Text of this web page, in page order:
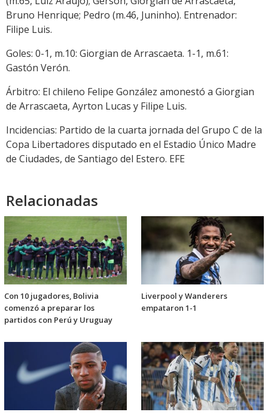
Bruno Henrique; Pedro (m.46, Juninho). Entrenador:
Filipe Luis.
Goles: 0-1, m.10: Giorgian de Arrascaeta. 1-1, m.61:
Gastón Verón.
Árbitro: El chileno Felipe González amonestó a Giorgian
de Arrascaeta, Ayrton Lucas y Filipe Luis.
Incidencias: Partido de la cuarta jornada del Grupo C de la
Copa Libertadores disputado en el Estadio Único Madre
de Ciudades, de Santiago del Estero. EFE
Relacionadas
Con 10 jugadores, Bolivia
comenzó a preparar los
partidos con Perú y Uruguay
Liverpool y Wanderers
empataron 1-1